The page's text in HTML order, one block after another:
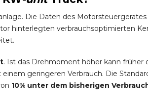
Die Daten des
hinterlegten verbrauchsoptimierten
. Ist das Drehmoment höher kann
geringeren Verbrauch. Die
10% unter dem bisherigen